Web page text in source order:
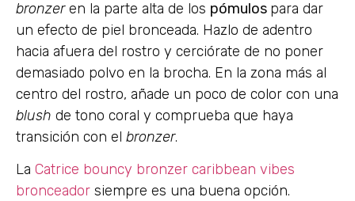
bronzeren la parte alta de los pómulos para dar
un efecto de piel bronceada. Hazlo de adentro
hacia afuera del rostro y cerciórate de no poner
demasiado polvo en la brocha. En la zona más al
centro del rostro, añade un poco de color con una
blush de tono coral y comprueba que haya
transición con el bronzer.
La Catrice bouncy bronzer caribbean vibes
bronceador siempre es una buena opción.